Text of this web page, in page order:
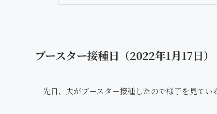
ブースター接種日（2022年1月17日）
先日、夫がブースター接種したので様子を見てい